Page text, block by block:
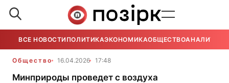
ВСЕ НОВОСТИ ПОЛИТИКАЭКОНОМИКАОБЩЕСТВОАНАЛИТИКА
Общество 16.04.2026 17:48
Минприроды проведет с воздуха